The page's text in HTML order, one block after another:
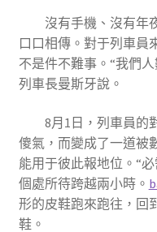
沒有手機、沒有年
口口相傳。對于列車員
不是件不難事。“我們
列車長曼斯牙說。
8月1日，列車員的
傻氣，而變成了一道被
能用于彼此報地位。“
個處所待跨越兩小時。
形的皮鞋跑來跑往，回
鞋。